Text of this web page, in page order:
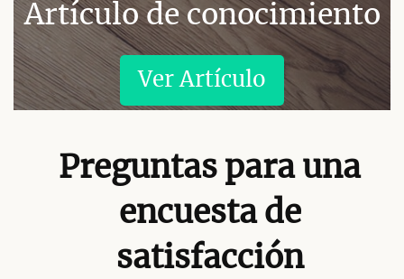
Artículo de conocimiento
Ver Artículo
Preguntas para una
encuesta de
satisfacción